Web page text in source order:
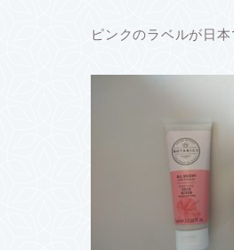
ピンクのラベルが日